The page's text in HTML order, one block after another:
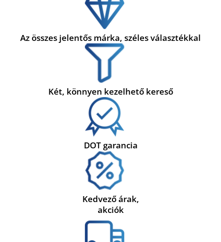
Az összes jelentős márka, széles választékkal
Két, könnyen kezelhető kereső
DOT garancia
Kedvező árak,
akciók